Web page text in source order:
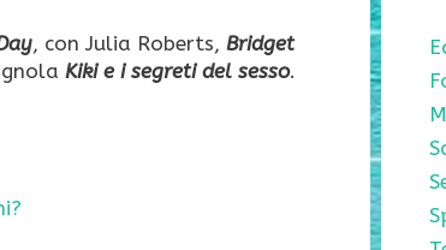
, con Julia Roberts, Bridget
Kiki e i segreti del sesso.